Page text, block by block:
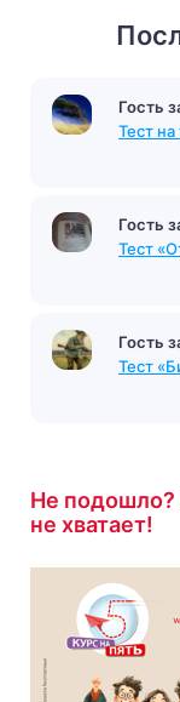
Гость
Тест
Гость
Тест
Гость
Тест
Не подошло?
не хватает!